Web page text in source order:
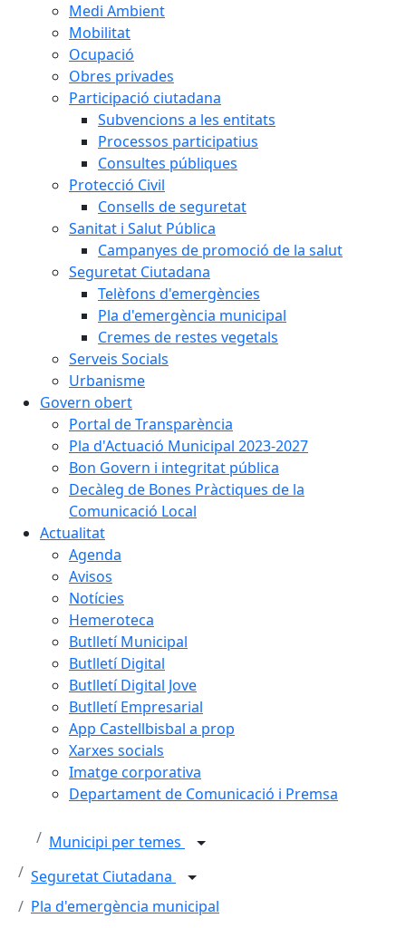
Medi Ambient
Mobilitat
Ocupació
Obres privades
Participació ciutadana
Subvencions a les entitats
Processos participatius
Consultes públiques
Protecció Civil
Consells de seguretat
Sanitat i Salut Pública
Campanyes de promoció de la salut
Seguretat Ciutadana
Telèfons d'emergències
Pla d'emergència municipal
Cremes de restes vegetals
Serveis Socials
Urbanisme
Govern obert
Portal de Transparència
Pla d'Actuació Municipal 2023-2027
Bon Govern i integritat pública
Decàleg de Bones Pràctiques de la
Comunicació Local
Actualitat
Agenda
Avisos
Notícies
Hemeroteca
Butlletí Municipal
Butlletí Digital
Butlletí Digital Jove
Butlletí Empresarial
App Castellbisbal a prop
Xarxes socials
Imatge corporativa
Departament de Comunicació i Premsa
Municipi per temes
Seguretat Ciutadana
Pla d'emergència municipal